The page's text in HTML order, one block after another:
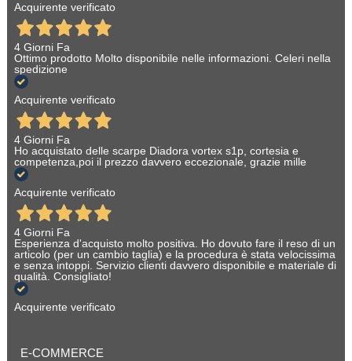
Acquirente verificato
4 Giorni Fa
Ottimo prodotto Molto disponibile nelle informazioni. Celeri nella
spedizione
Acquirente verificato
4 Giorni Fa
Ho acquistato delle scarpe Diadora vortex s1p, cortesia e
competenza,poi il prezzo davvero eccezionale, grazie mille
Acquirente verificato
4 Giorni Fa
Esperienza d'acquisto molto positiva. Ho dovuto fare il reso di un
articolo (per un cambio taglia) e la procedura è stata velocissima
e senza intoppi. Servizio clienti davvero disponibile e materiale di
qualità. Consigliato!
Acquirente verificato
E-COMMERCE